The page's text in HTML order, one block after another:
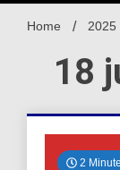
Home 2025
18
2